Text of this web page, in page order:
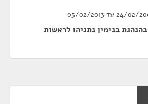
בנימין נתניהו לראשות